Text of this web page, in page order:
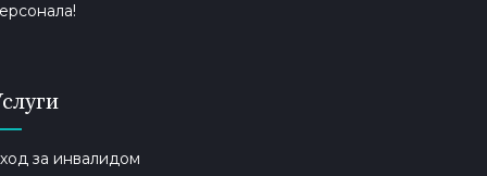
за инвалидом